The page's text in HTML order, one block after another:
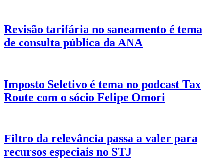
Revisão tarifária no saneamento é tema
de consulta pública da ANA
Imposto Seletivo é tema no podcast Tax
Route com o sócio Felipe Omori
Filtro da relevância passa a valer para
recursos especiais no STJ